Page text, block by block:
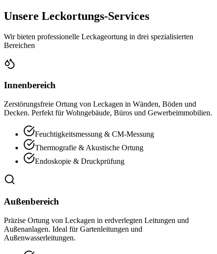
Unsere Leckortungs-Services
Wir bieten professionelle Leckageortung in drei spezialisierten
Bereichen
Innenbereich
Zerstörungsfreie Ortung von Leckagen in Wänden, Böden und
Decken. Perfekt für Wohngebäude, Büros und Gewerbeimmobilien.
Feuchtigkeitsmessung & CM-Messung
Thermografie & Akustische Ortung
Endoskopie & Druckprüfung
Außenbereich
Präzise Ortung von Leckagen in erdverlegten Leitungen und
Außenanlagen. Ideal für Gartenleitungen und
Außenwasserleitungen.